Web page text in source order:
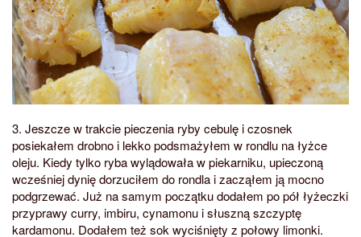
3. Jeszcze w trakcie pieczenia ryby cebulę i czosnek
posiekałem drobno i lekko podsmażyłem w rondlu na łyżce
oleju. Kiedy tylko ryba wylądowała w piekarniku, upieczoną
wcześniej dynię dorzuciłem do rondla i zacząłem ją mocno
podgrzewać. Już na samym początku dodałem po pół łyżeczki
przyprawy curry, imbiru, cynamonu i słuszną szczyptę
kardamonu. Dodałem też sok wyciśnięty z połowy limonki.